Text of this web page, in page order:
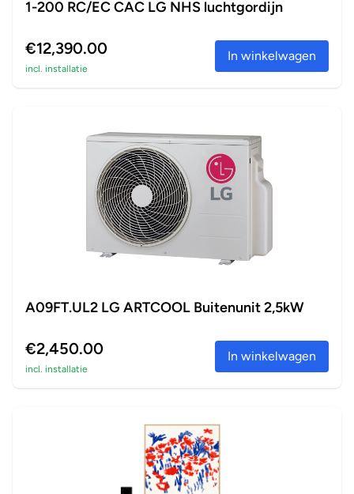
1-200 RC/EC CAC LG NHS luchtgordijn
€12,390.00
incl. installatie
In winkelwagen
A09FT.UL2 LG ARTCOOL Buitenunit 2,5kW
€2,450.00
incl. installatie
In winkelwagen